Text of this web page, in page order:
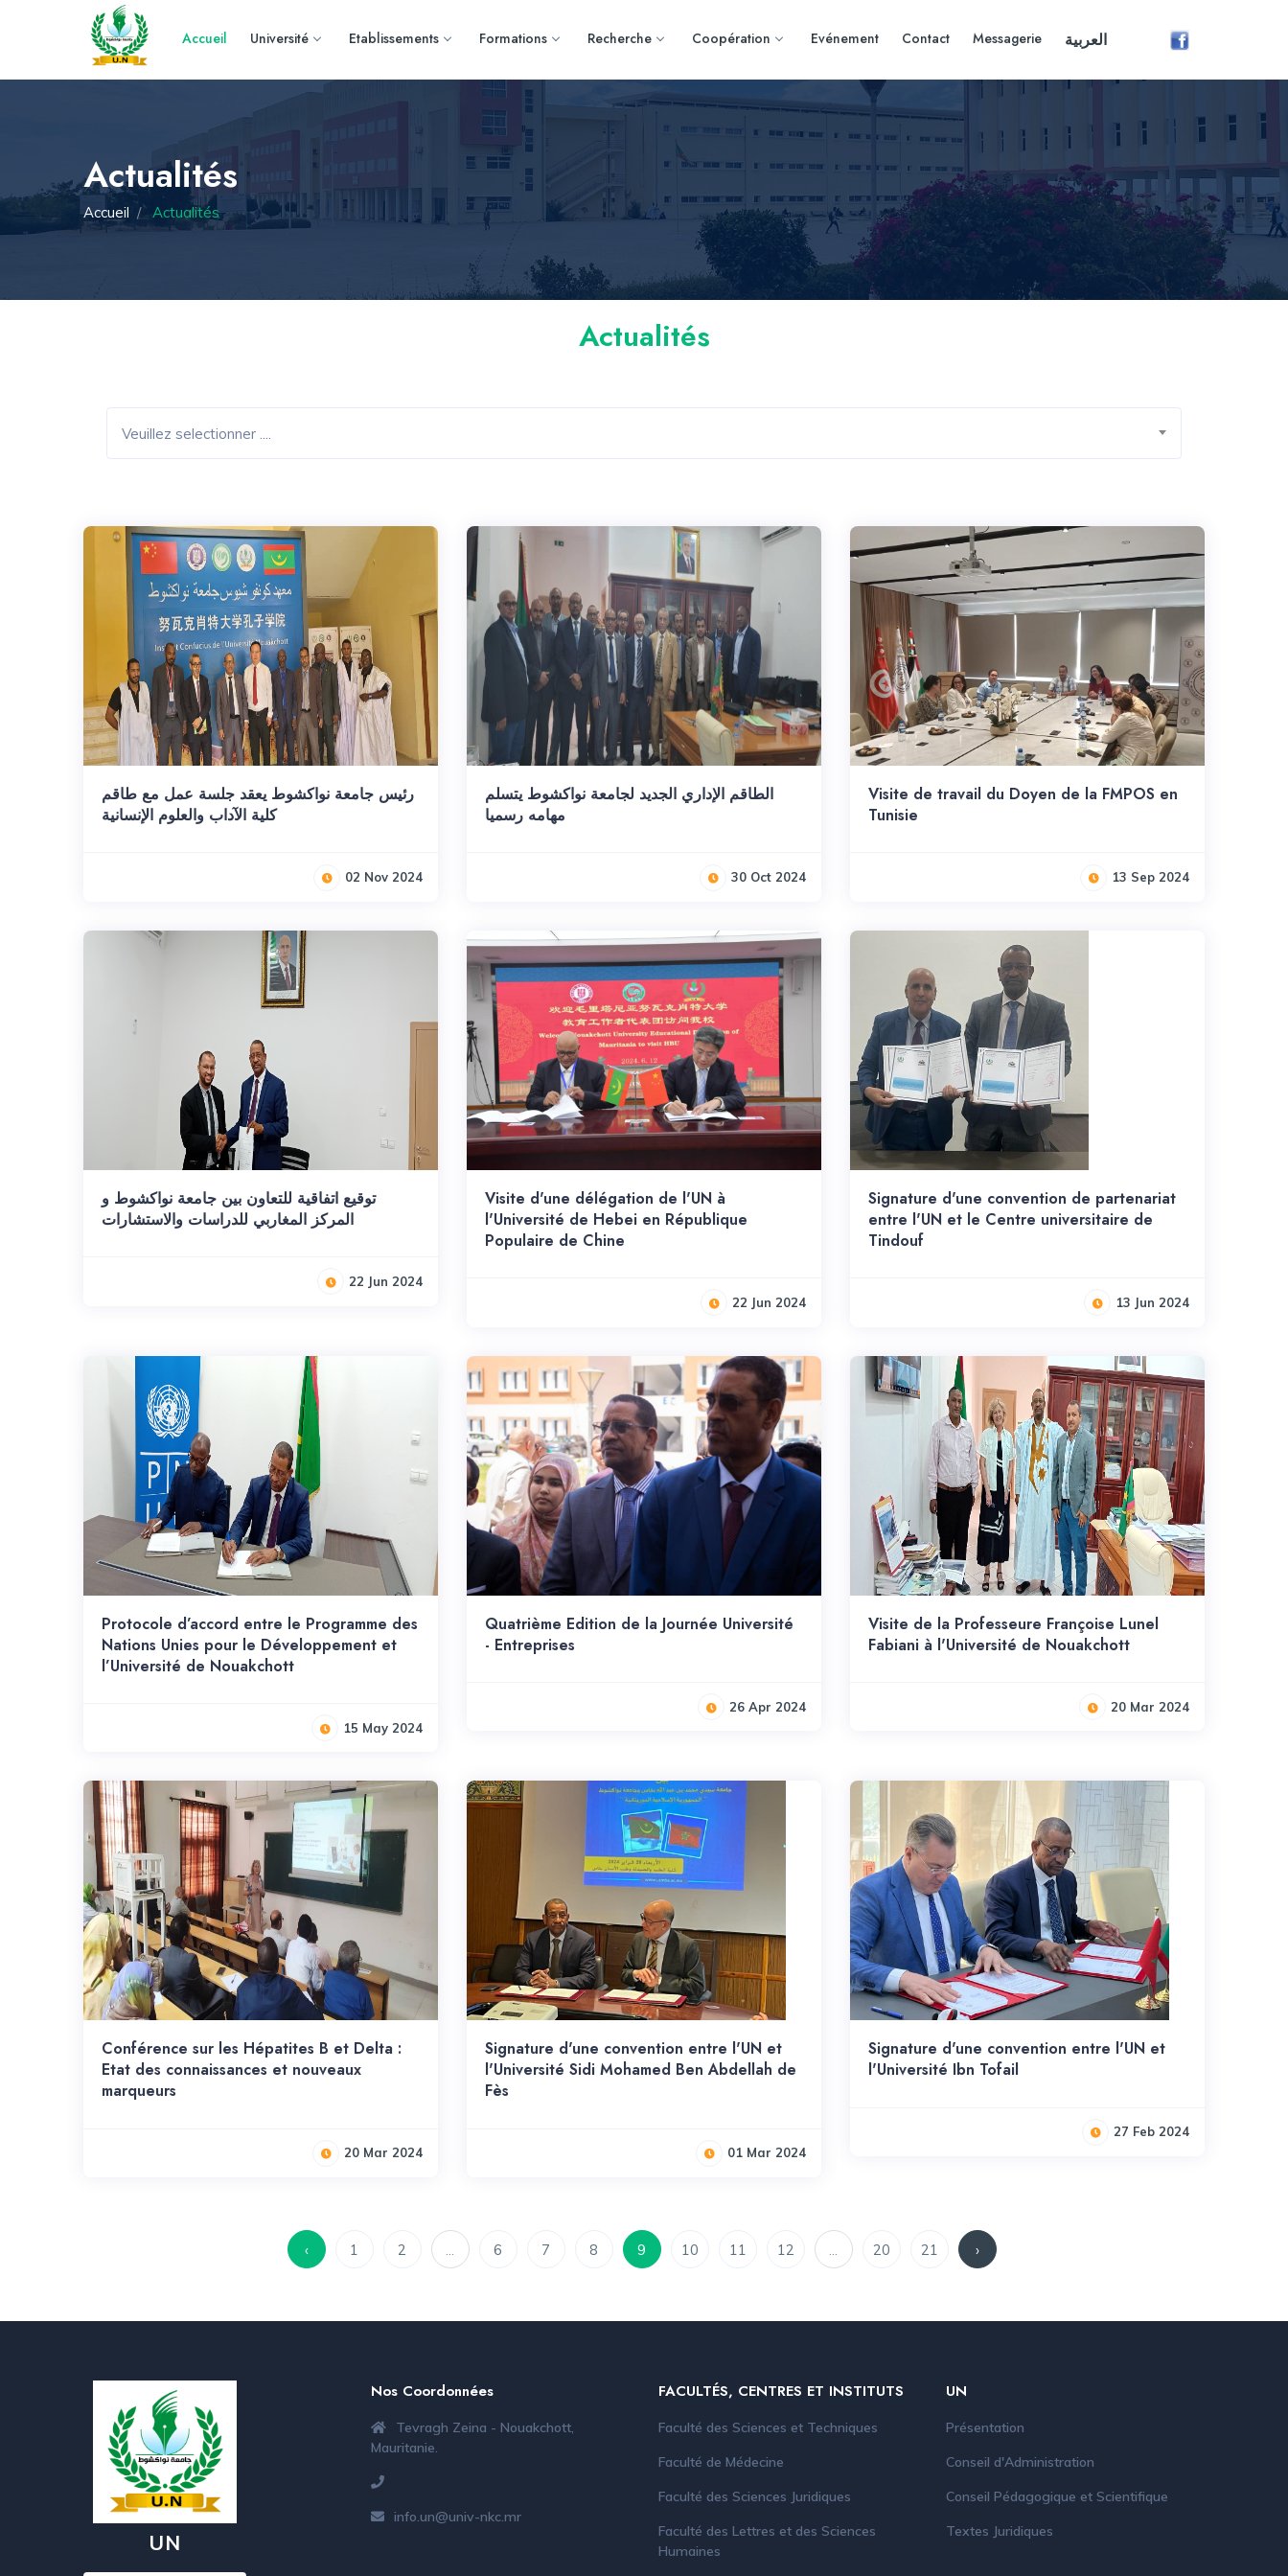
Accueil Université Etablissements Formations Recherche Coopération Evénement Contact Messagerie العربية
Actualités
Accueil Actualités
Actualités
Veuillez selectionner ....
رئيس جامعة نواكشوط يعقد جلسة عمل مع طاقم
كلية الآداب والعلوم الإنسانية
02 Nov 2024
الطاقم الإداري الجديد لجامعة نواكشوط يتسلم
مهامه رسميا
30 Oct 2024
Visite de travail du Doyen de la FMPOS en
Tunisie
13 Sep 2024
توقيع اتفاقية للتعاون بين جامعة نواكشوط و
المركز المغاربي للدراسات والاستشارات
22 Jun 2024
Visite d'une délégation de l'UN à
l'Université de Hebei en République
Populaire de Chine
22 Jun 2024
Signature d'une convention de partenariat
entre l'UN et le Centre universitaire de
Tindouf
13 Jun 2024
Protocole d’accord entre le Programme des
Nations Unies pour le Développement et
l’Université de Nouakchott
15 May 2024
Quatrième Edition de la Journée Université
- Entreprises
26 Apr 2024
Visite de la Professeure Françoise Lunel
Fabiani à l'Université de Nouakchott
20 Mar 2024
Conférence sur les Hépatites B et Delta :
Etat des connaissances et nouveaux
marqueurs
20 Mar 2024
Signature d'une convention entre l'UN et
l'Université Sidi Mohamed Ben Abdellah de
Fès
01 Mar 2024
Signature d'une convention entre l'UN et
l'Université Ibn Tofail
27 Feb 2024
‹ 1 2 ... 6 7 8 9 10 11 12 ... 20 21 ›
UN
Nos Coordonnées
Tevragh Zeina - Nouakchott,
Mauritanie.
info.un@univ-nkc.mr
FACULTÉS, CENTRES ET INSTITUTS
Faculté des Sciences et Techniques
Faculté de Médecine
Faculté des Sciences Juridiques
Faculté des Lettres et des Sciences
Humaines
UN
Présentation
Conseil d'Administration
Conseil Pédagogique et Scientifique
Textes Juridiques